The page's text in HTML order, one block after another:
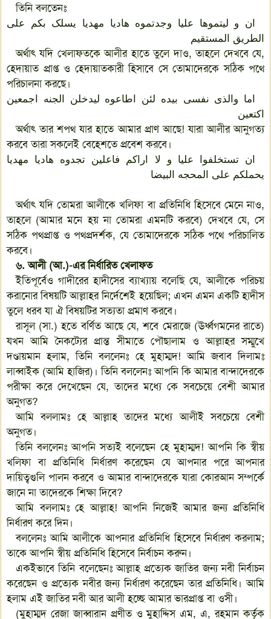
তিনি বলতেনঃ
ان و لیتموها علیا وجدتموه هادیا مهدیا یسلک بکم علی
الطریق المستقیم
অর্থাৎ যদি খেলাফতকে আলীর হাতে তুলে দাও, তাহলে দেখবে যে,
হেদায়াত প্রাপ্ত ও হেদায়াতকারী হিসাবে সে তোমাদেরকে সঠিক পথে
পরিচালনা করছে।
اما والذی نفسی بیده لئن اطاعوه لیدخلن الجنه اجمعین
اکتعین
অর্থাৎ তার শপথ যার হাতে আমার প্রাণ আছে! যারা আলীর আনুগত্য
করবে তারা সকলেই বেহেশতে প্রবেশ করবে।
ان تستخلفوا علیا و لا اراکم فاعلین تجدوه هادیا مهدیا
یحملکم علی المحجه البیضا
অর্থাৎ যদি তোমরা আলীকে খলিফা বা প্রতিনিধি হিসেবে মেনে নাও,
তাহলে (আমার মনে হয় না তোমরা এমনটি করবে) দেখবে যে, সে
সঠিক পথপ্রাপ্ত ও পথপ্রদর্শক, যে তোমাদেরকে সঠিক পথে পরিচালিত
করবে।
৬. আলী (আ.)-এর নির্ধারিত খেলাফত
ইতিপূর্বেও গাদীরের হাদীসের ব্যাখ্যায় বলেছি যে, আলীকে পরিচয়
করানোর বিষয়টি আল্লাহর নির্দেশেই হয়েছিল; এখন এমন একটি হাদীস
তুলে ধরব যা ঐ বিষয়টির সত্যতা প্রমাণ করবে।
রাসূল (সা.) হতে বর্ণিত আছে যে, শবে মেরাজে (ঊর্ধ্বগমনের রাতে)
যখন আমি নৈকট্যের প্রান্ত সীমাতে পৌছালাম ও আল্লাহর সম্মুখে
দণ্ডায়মান হলাম, তিনি বললেনঃ হে মুহাম্মদ! আমি জবাব দিলামঃ
লাব্বাইক (আমি হাজির)। তিনি বললেনঃ আপনি কি আমার বান্দাদেরকে
পরীক্ষা করে দেখেছেন যে, তাদের মধ্যে কে সবচেয়ে বেশী আমার
অনুগত?
আমি বললামঃ হে আল্লাহ তাদের মধ্যে আলীই সবচেয়ে বেশী
অনুগত।
তিনি বললেনঃ আপনি সত্যই বলেছেন হে মুহাম্মদ! আপনি কি স্বীয়
খলিফা বা প্রতিনিধি নির্ধারণ করেছেন যে আপনার পরে আপনার
দায়িত্বগুলি পালন করবে ও আমার বান্দাদেরকে যারা কোরআন সম্পর্কে
জানে না তাদেরকে শিক্ষা দিবে?
আমি বললামঃ হে আল্লাহ! আপনি নিজেই আমার জন্য প্রতিনিধি
নির্ধারণ করে দিন।
বললেনঃ আমি আলীকে আপনার প্রতিনিধি হিসেবে নির্ধারণ করলাম;
তাকে আপনি স্বীয় প্রতিনিধি হিসেবে নির্বাচন করুন।
একইভাবে তিনি বলেছেনঃ আল্লাহ প্রত্যেক জাতির জন্য নবী নির্বাচন
করেছেন ও প্রত্যেক নবীর জন্য নির্ধারণ করেছেন তার প্রতিনিধি। আমি
হলাম এই জাতির নবী আর আলী হচ্ছে আমার ভারপ্রাপ্ত বা ওসী।
(মুহাম্মদ রেজা জাব্বারান প্রণীত ও মুহাদ্দিস এম, এ, রহমান কর্তৃক